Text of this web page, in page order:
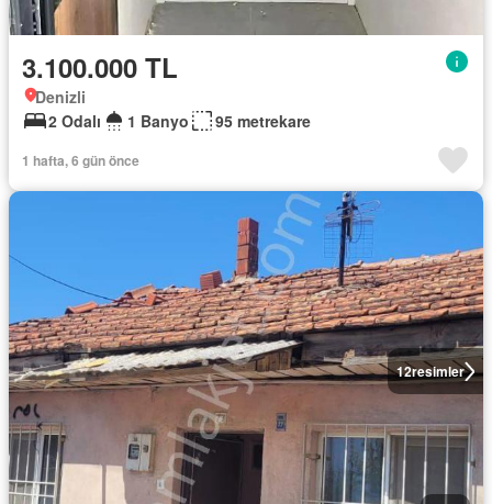
3.100.000 TL
Denizli
2 Odalı
1 Banyo 95 metrekare
1 hafta, 6 gün önce
12resimler